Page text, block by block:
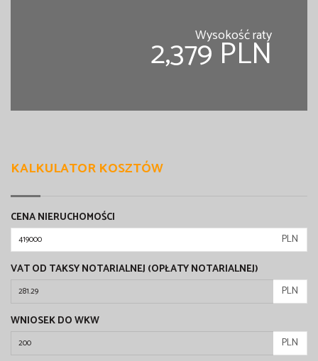
Wysokość raty
2,379 PLN
KALKULATOR KOSZTÓW
CENA NIERUCHOMOŚCI
PLN
VAT OD TAKSY NOTARIALNEJ (OPŁATY NOTARIALNEJ)
PLN
WNIOSEK DO WKW
PLN